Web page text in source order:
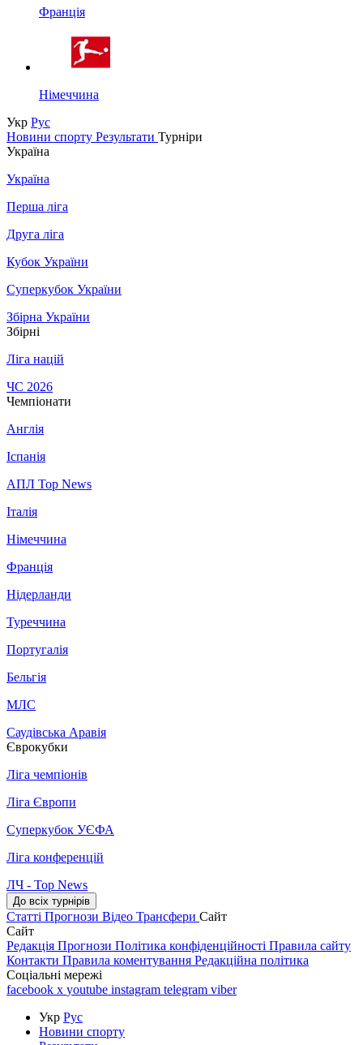
Франція
Німеччина
Укр Рус
Новини спорту Результати Турніри
Україна
Україна
Перша ліга
Друга ліга
Кубок України
Суперкубок України
Збірна України
Збірні
Ліга націй
ЧС 2026
Чемпіонати
Англія
Іспанія
АПЛ Top News
Італія
Німеччина
Франція
Нідерланди
Туреччина
Португалія
Бельгія
МЛС
Саудівська Аравія
Єврокубки
Ліга чемпіонів
Ліга Європи
Суперкубок УЄФА
Ліга конференцій
ЛЧ - Top News
До всіх турнірів
Статті Прогнози Відео Трансфери Сайт
Сайт
Редакція Прогнози Політика конфіденційності Правила сайту
Контакти Правила коментування Редакційна політика
Соціальні мережі
facebook x youtube instagram telegram viber
Укр Рус
Новини спорту